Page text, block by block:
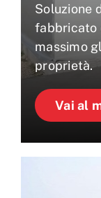
Soluzione
fabbricato
massimo
proprietà.
Vai al